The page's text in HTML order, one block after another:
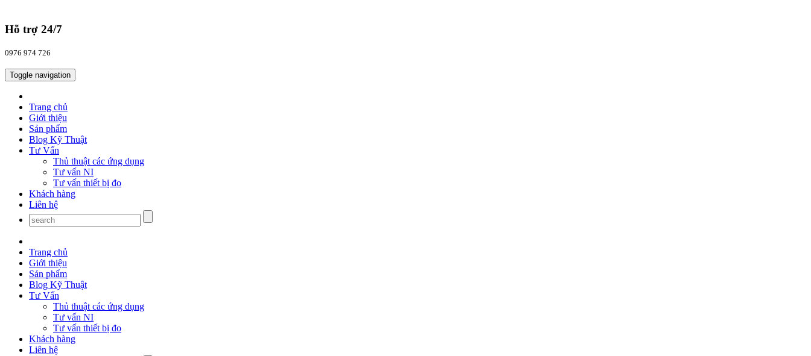
Hỗ trợ 24/7
0976 974 726
Toggle navigation
Trang chủ
Giới thiệu
Sản phẩm
Blog Kỹ Thuật
Tư Vấn
Thủ thuật các ứng dụng
Tư vấn NI
Tư vấn thiết bị đo
Khách hàng
Liên hệ
Trang chủ
Giới thiệu
Sản phẩm
Blog Kỹ Thuật
Tư Vấn
Thủ thuật các ứng dụng
Tư vấn NI
Tư vấn thiết bị đo
Khách hàng
Liên hệ